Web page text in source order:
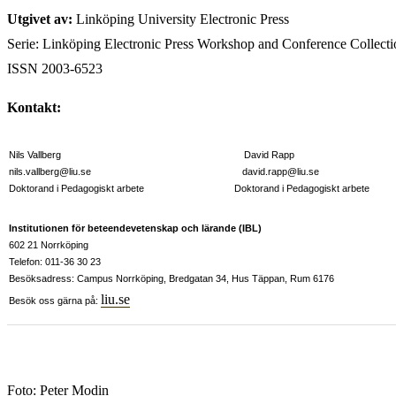
Utgivet av: Linköping University Electronic Press
Serie: Linköping Electronic Press Workshop and Conference
ISSN 2003-6523
Kontakt:
Nils Vallberg David Rapp
nils.vallberg@liu.se david.rapp@liu.se
Doktorand i Pedagogiskt arbete Doktorand i Pedagogiskt arbete
Institutionen för beteendevetenskap och lärande (IBL)
602 21 Norrköping
Telefon: 011-36 30 23
Besöksadress: Campus Norrköping, Bredgatan 34, Hus Täppan, Rum 6176
Besök oss gärna på: liu.se
Foto: Peter Modin